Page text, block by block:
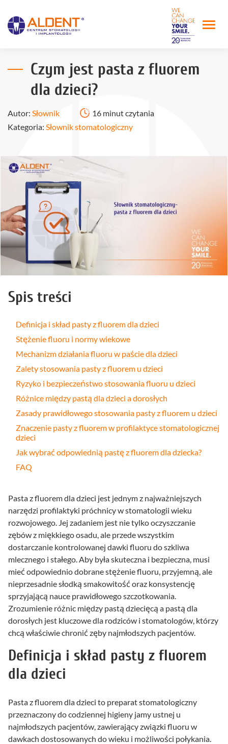
Czym jest pasta z fluorem
dla dzieci?
Autor: Słownik
16 minut czytania
Kategoria: Słownik stomatologiczny
Spis treści
Definicja i skład pasty z fluorem dla dzieci
Stężenie fluoru i normy wiekowe
Mechanizm działania fluoru w paście dla dzieci
Zalety stosowania pasty z fluorem u dzieci
Ryzyko i bezpieczeństwo stosowania fluoru u dzieci
Różnice między pastą dla dzieci a dorosłych
Zasady prawidłowego stosowania pasty z fluorem u dzieci
Znaczenie pasty z fluorem w profilaktyce stomatologicznej
dzieci
Jak wybrać odpowiednią pastę z fluorem dla dziecka?
FAQ
Pasta z fluorem dla dzieci jest jednym z najważniejszych
narzędzi profilaktyki próchnicy w stomatologii wieku
rozwojowego. Jej zadaniem jest nie tylko oczyszczanie
zębów z miękkiego osadu, ale przede wszystkim
dostarczanie kontrolowanej dawki fluoru do szkliwa
mlecznego i stałego. Aby była skuteczna i bezpieczna, musi
mieć odpowiednio dobrane stężenie fluoru, przyjemną, ale
nieprzesadnie słodką smakowitość oraz konsystencję
sprzyjającą nauce prawidłowego szczotkowania.
Zrozumienie różnic między pastą dziecięcą a pastą dla
dorosłych jest kluczowe dla rodziców i stomatologów, którzy
chcą właściwie chronić zęby najmłodszych pacjentów.
Definicja i skład pasty z fluorem
dla dzieci
Pasta z fluorem dla dzieci to preparat stomatologiczny
przeznaczony do codziennej higieny jamy ustnej u
najmłodszych pacjentów, zawierający związki fluoru w
dawkach dostosowanych do wieku i możliwości połykania.